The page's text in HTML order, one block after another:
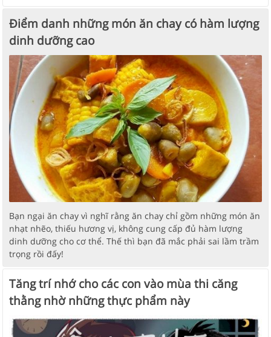
Điểm danh những món ăn chay có hàm lượng
dinh dưỡng cao
Bạn ngại ăn chay vì nghĩ rằng ăn chay chỉ gồm những món ăn
nhạt nhẽo, thiếu hương vị, không cung cấp đủ hàm lượng
dinh dưỡng cho cơ thể. Thế thì bạn đã mắc phải sai lầm trầm
trọng rồi đấy!
Tăng trí nhớ cho các con vào mùa thi căng
thằng nhờ những thực phẩm này